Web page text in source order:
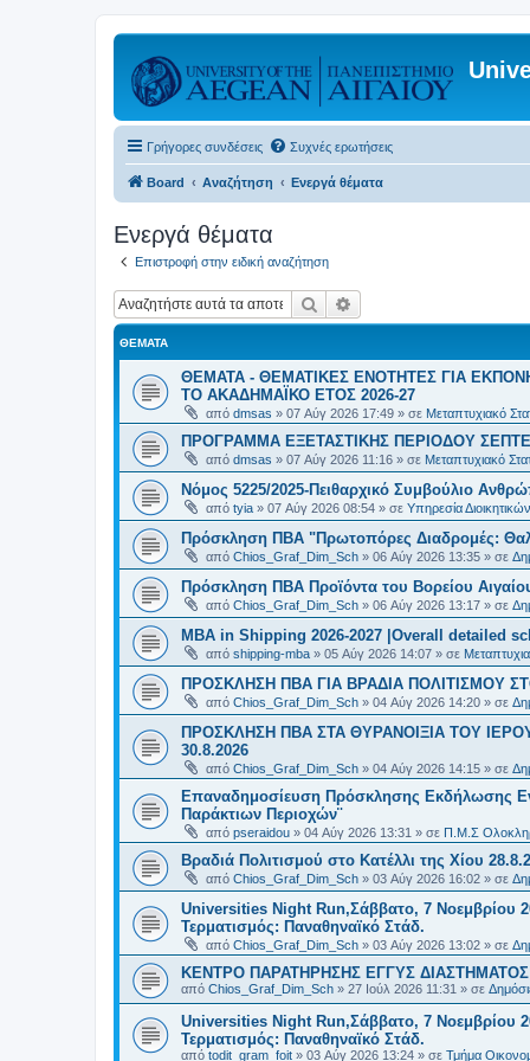
Γρήγορες συνδέσεις Συχνές ερωτήσεις
Board Αναζήτηση Ενεργά θέματα
Ενεργά θέματα
Επιστροφή στην ειδική αναζήτηση
Αναζήτηση
ΘΈΜΑΤΑ
ΘΕΜΑΤΑ - ΘΕΜΑΤΙΚΕΣ ΕΝΟΤΗΤΕΣ ΓΙΑ
ΤΟ ΑΚΑΔΗΜΑΪΚΟ ΕΤΟΣ 2026-27
από dmsas » 07 Αύγ 2026 17:49 » σε Μεταπτυχιακό
ΠΡΟΓΡΑΜΜΑ ΕΞΕΤΑΣΤΙΚΗΣ ΠΕΡΙΟΔΟΥ
από dmsas » 07 Αύγ 2026 11:16 » σε Μεταπτυχιακό
Νόμος 5225/2025-Πειθαρχικό Συμβούλιο
από tyia » 07 Αύγ 2026 08:54 » σε Υπηρεσία
Πρόσκληση ΠΒΑ "Πρωτοπόρες Διαδρομές:
από Chios_Graf_Dim_Sch » 06 Αύγ 2026 13:35 » σε
Πρόσκληση ΠΒΑ Προϊόντα του Βορείου
από Chios_Graf_Dim_Sch » 06 Αύγ 2026 13:17 » σε
MBA in Shipping 2026-2027 |Overall detailed
από shipping-mba » 05 Αύγ 2026 14:07 » σε
ΠΡΟΣΚΛΗΣΗ ΠΒΑ ΓΙΑ ΒΡΑΔΙΑ ΠΟΛΙΤΙΣΜΟΥ
από Chios_Graf_Dim_Sch » 04 Αύγ 2026 14:20 » σε
ΠΡΟΣΚΛΗΣΗ ΠΒΑ ΣΤΑ ΘΥΡΑΝΟΙΞΙΑ ΤΟΥ
30.8.2026
από Chios_Graf_Dim_Sch » 04 Αύγ 2026 14:15 » σε
Επαναδημοσίευση Πρόσκλησης Εκδήλωσης
Παράκτιων Περιοχών¨
από pseraidou » 04 Αύγ 2026 13:31 » σε Π.Μ.Σ
Βραδιά Πολιτισμού στο Κατέλλι της Χίου
από Chios_Graf_Dim_Sch » 03 Αύγ 2026 16:02 » σε
Universities Night Run,Σάββατο, 7 Νοεμβρίου
Τερματισμός: Παναθηναϊκό Στάδ.
από Chios_Graf_Dim_Sch » 03 Αύγ 2026 13:02 » σε
ΚΕΝΤΡΟ ΠΑΡΑΤΗΡΗΣΗΣ ΕΓΓΥΣ ΔΙΑΣΤΗΜΑΤΟΣ
από Chios_Graf_Dim_Sch » 27 Ιούλ 2026 11:31 » σε
Universities Night Run,Σάββατο, 7 Νοεμβρίου
Τερματισμός: Παναθηναϊκό Στάδ.
από todit_gram_foit » 03 Αύγ 2026 13:24 » σε Τμήμα